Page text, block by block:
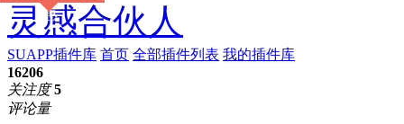
灵感合伙人
惠
SUAPP插件库 首页 全部插件列表 我的插件库
16206
关注度 5
评论量